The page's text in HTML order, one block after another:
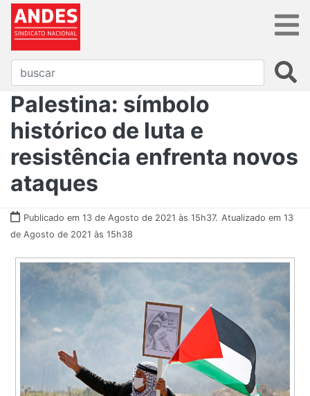
Palestina: símbolo
histórico de luta e
resistência enfrenta novos
ataques
Publicado em 13 de Agosto de 2021 às 15h37. Atualizado em 13
de Agosto de 2021 às 15h38